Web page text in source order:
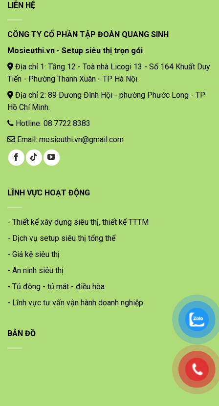
LIÊN HỆ
CÔNG TY CỔ PHẦN TẬP ĐOÀN QUANG SINH
Mosieuthi.vn - Setup siêu thị trọn gói
Địa chỉ 1: Tầng 12 - Toà nhà Licogi 13 - Số 164 Khuất Duy
Tiến - Phường Thanh Xuân - TP Hà Nội.
Địa chỉ 2: 89 Dương Đình Hội - phường Phước Long - TP
Hồ Chí Minh.
Hotline: 08.7722.8383
Email: mosieuthi.vn@gmail.com
LĨNH VỰC HOẠT ĐỘNG
- Thiết kế xây dựng siêu thị, thiết kế TTTM
- Dịch vụ setup siêu thị tổng thể
- Giá kệ siêu thị
- An ninh siêu thị
- Tủ đông - tủ mát - điều hòa
- Lĩnh vực tư vấn vận hành doanh nghiệp
BẢN ĐỒ